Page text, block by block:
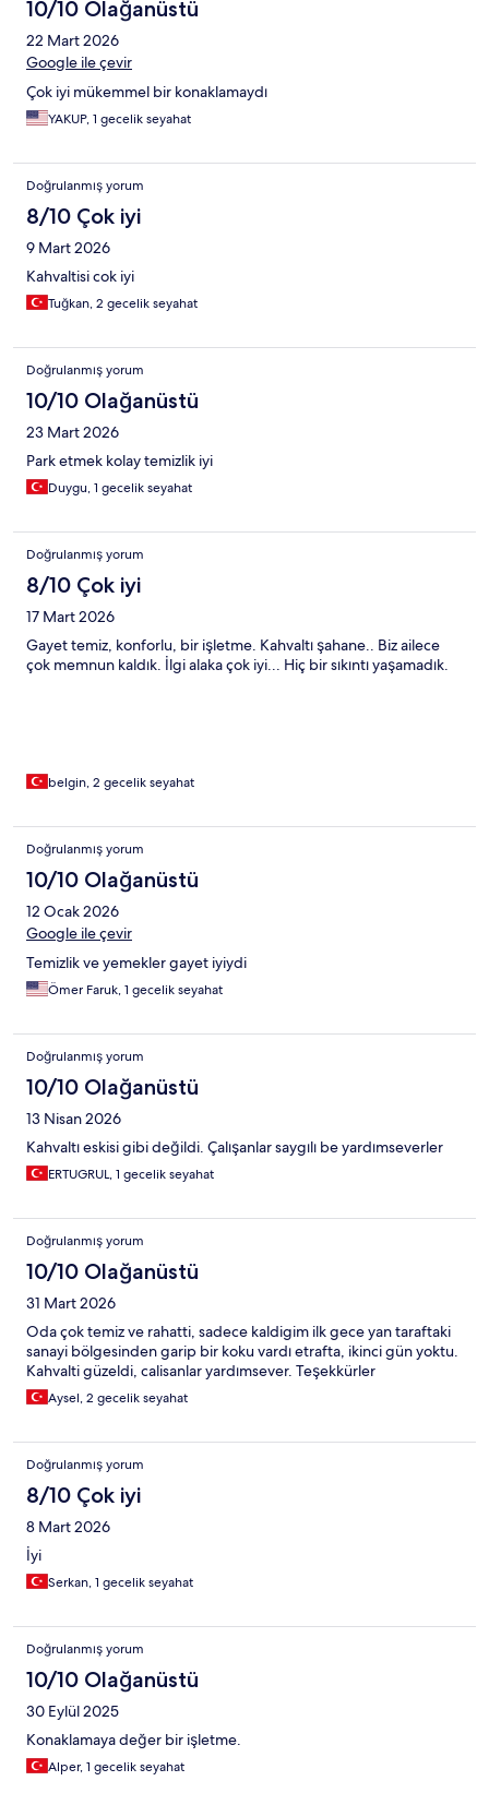
10/10 Olağanüstü
22 Mart 2026
Google ile çevir
Çok iyi mükemmel bir konaklamaydı
YAKUP, 1 gecelik seyahat
Doğrulanmış yorum
8/10 Çok iyi
9 Mart 2026
Kahvaltisi cok iyi
Tuğkan, 2 gecelik seyahat
Doğrulanmış yorum
10/10 Olağanüstü
23 Mart 2026
Park etmek kolay temizlik iyi
Duygu, 1 gecelik seyahat
Doğrulanmış yorum
8/10 Çok iyi
17 Mart 2026
Gayet temiz, konforlu, bir işletme. Kahvaltı şahane.. Biz ailece
çok memnun kaldık. İlgi alaka çok iyi... Hiç bir sıkıntı yaşamadık.
belgin, 2 gecelik seyahat
Doğrulanmış yorum
10/10 Olağanüstü
12 Ocak 2026
Google ile çevir
Temizlik ve yemekler gayet iyiydi
Ömer Faruk, 1 gecelik seyahat
Doğrulanmış yorum
10/10 Olağanüstü
13 Nisan 2026
Kahvaltı eskisi gibi değildi. Çalışanlar saygılı be yardımseverler
ERTUGRUL, 1 gecelik seyahat
Doğrulanmış yorum
10/10 Olağanüstü
31 Mart 2026
Oda çok temiz ve rahatti, sadece kaldigim ilk gece yan taraftaki
sanayi bölgesinden garip bir koku vardı etrafta, ikinci gün yoktu.
Kahvalti güzeldi, calisanlar yardımsever. Teşekkürler
Aysel, 2 gecelik seyahat
Doğrulanmış yorum
8/10 Çok iyi
8 Mart 2026
İyi
Serkan, 1 gecelik seyahat
Doğrulanmış yorum
10/10 Olağanüstü
30 Eylül 2025
Konaklamaya değer bir işletme.
Alper, 1 gecelik seyahat